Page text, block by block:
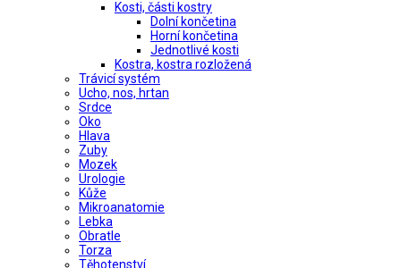
Kosti, části kostry
Dolní končetina
Horní končetina
Jednotlivé kosti
Kostra, kostra rozložená
Trávicí systém
Ucho, nos, hrtan
Srdce
Oko
Hlava
Zuby
Mozek
Urologie
Kůže
Mikroanatomie
Lebka
Obratle
Torza
Těhotenství